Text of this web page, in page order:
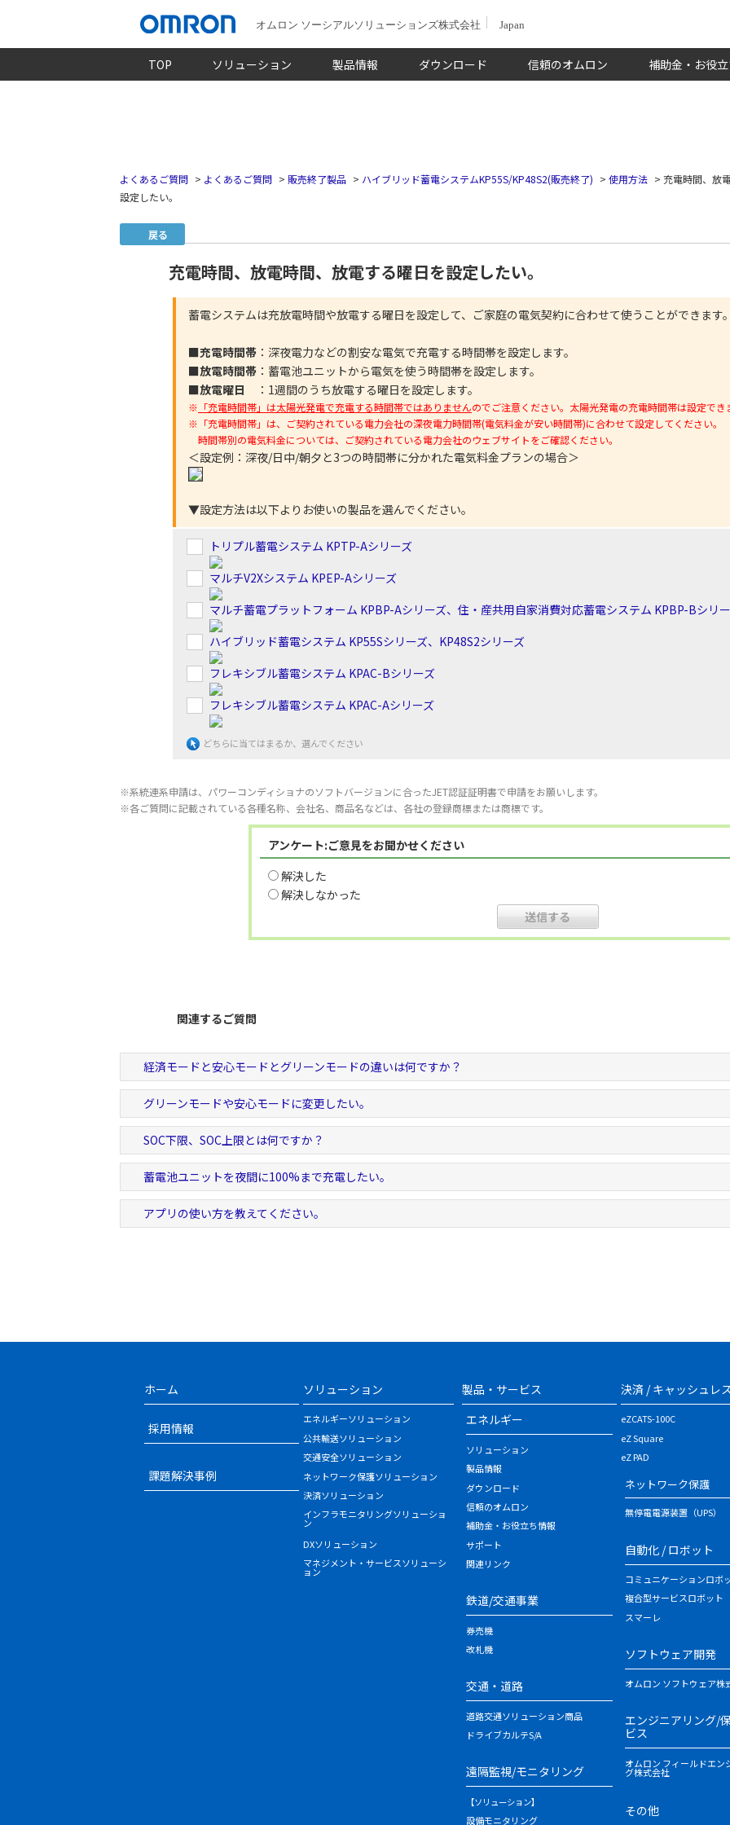
オムロン ソーシアルソリューションズ株式会社 Japan
TOP ソリューション 製品情報 ダウンロード 信頼のオムロン 補助金・お役
よくあるご質問 > よくあるご質問 > 販売終了製品 > ハイブリッド蓄電システムKP55S/KP48S2(販売終了) > 使用方法 > 充電時間、放
設定したい。
戻る
充電時間、放電時間、放電する曜日を設定したい。
蓄電システムは充放電時間や放電する曜日を設定して、ご家庭の電気契約に合わせて使うことができます。
■充電時間帯 ：深夜電力などの割安な電気で充電する時間帯を設定します。
■放電時間帯 ：蓄電池ユニットから電気を使う時間帯を設定します。
■放電曜日
：1週間のうち放電する曜日を設定します。
※ 「充電時間帯」は太陽光発電で充電する時間帯ではありませんのでご注意ください。太陽光発電の充電時間帯は設定でき
※「充電時間帯」は、ご契約されている電力会社の深夜電力時間帯(電気料金が安い時間帯)に合わせて設定してください。
時間帯別の電気料金については、ご契約されている電力会社のウェブサイトをご確認ください。
＜設定例：深夜/日中/朝夕と3つの時間帯に分かれた電気料金プランの場合＞
▼設定方法は以下よりお使いの製品を選んでください。
トリプル蓄電システム KPTP-Aシリーズ
マルチV2Xシステム KPEP-Aシリーズ
マルチ蓄電プラットフォーム KPBP-Aシリーズ、住・産共用自家消費対応蓄電システム KPBP-Bシリ
ハイブリッド蓄電システム KP55Sシリーズ、KP48S2シリーズ
フレキシブル蓄電システム KPAC-Bシリーズ
フレキシブル蓄電システム KPAC-Aシリーズ
どちらに当てはまるか、選んでください
※系統連系申請は、パワーコンディショナのソフトバージョンに合ったJET認証証明書で申請をお願いします。
※各ご質問に記載されている各種名称、会社名、商品名などは、各社の登録商標または商標です。
アンケート:ご意見をお聞かせください
解決した
解決しなかった
関連するご質問
経済モードと安心モードとグリーンモードの違いは何ですか？
グリーンモードや安心モードに変更したい。
SOC下限、SOC上限とは何ですか？
蓄電池ユニットを夜間に100%まで充電したい。
アプリの使い方を教えてください。
ホーム
採用情報
課題解決事例
ソリューション
エネルギーソリューション
公共輸送ソリューション
交通安全ソリューション
ネットワーク保護ソリューション
決済ソリューション
インフラモニタリングソリューショ
ン
DXソリューション
マネジメント・サービスソリューシ
ョン
製品・サービス
エネルギー
ソリューション
製品情報
ダウンロード
信頼のオムロン
補助金・お役立ち情報
サポート
関連リンク
鉄道/交通事業
券売機
改札機
交通・道路
道路交通ソリューション商品
ドライブカルテS/A
遠隔監視/モニタリング
【ソリューション】
設備モニタリング
決済 / キャッシュレ
eZCATS-100C
eZ Square
eZ PAD
ネットワーク保護
無停電電源装置（UPS）
自動化 / ロボット
コミュニケーションロボ
複合型サービスロボット
スマーレ
ソフトウェア開発
オムロン ソフトウェア株
エンジニアリング/
ビス
オムロン フィールドエン
グ株式会社
その他